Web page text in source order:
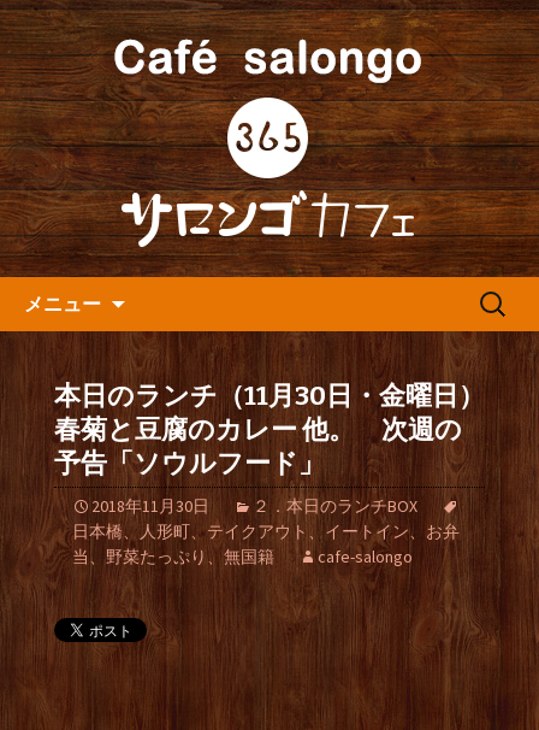
人形町の『365(サロンゴ)カフ
ェ』よりお知らせ
人形町の音楽カフェ『365カフェ』より
最新情報をお届けします。
メニュー
検
本日のランチ（11月30日・金曜日）
春菊と豆腐のカレー 他。 次週の
予告「ソウルフード」
2018年11月30日
２．本日のランチBOX
日本橋、人形町、テイクアウト、イートイン、お弁
当、野菜たっぷり、無国籍
cafe-salongo